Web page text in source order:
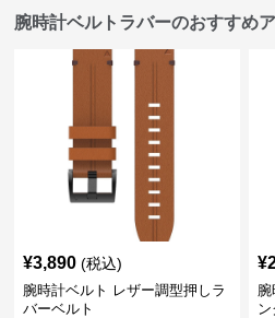
腕時計ベルトラバーのおすすめ
¥3,890 (税込)
腕時計ベルト レザー調型押しラ
バーベルト
¥